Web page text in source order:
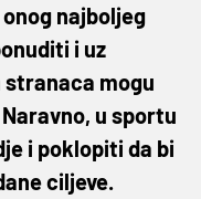
najboljeg
i uz
mogu
u sportu
i poklopiti da bi
ciljeve.